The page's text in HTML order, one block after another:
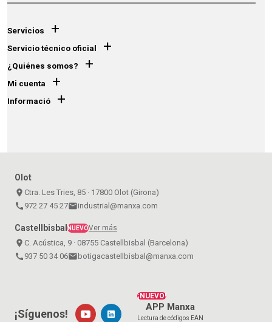
Servicios +
Servicio técnico oficial +
¿Quiénes somos? +
Mi cuenta +
Informació +
Olot
place Ctra. Les Tries, 85 · 17800 Olot (Girona)
call 972 27 45 27emailindustrial@manxa.com
CastellbisbalNUEVOVer más
place C. Acústica, 9 · 08755 Castellbisbal (Barcelona)
call 937 50 34 06emailbotigacastellbisbal@manxa.com
¡NUEVO!
APP Manxa
Lectura de códigos EAN
¡Síguenos!